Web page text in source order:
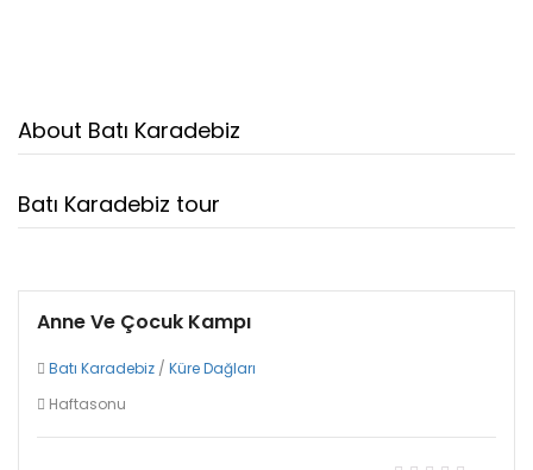
About Batı Karadebiz
Batı Karadebiz tour
Anne Ve Çocuk Kampı
Batı Karadebiz / Küre Dağları
Haftasonu